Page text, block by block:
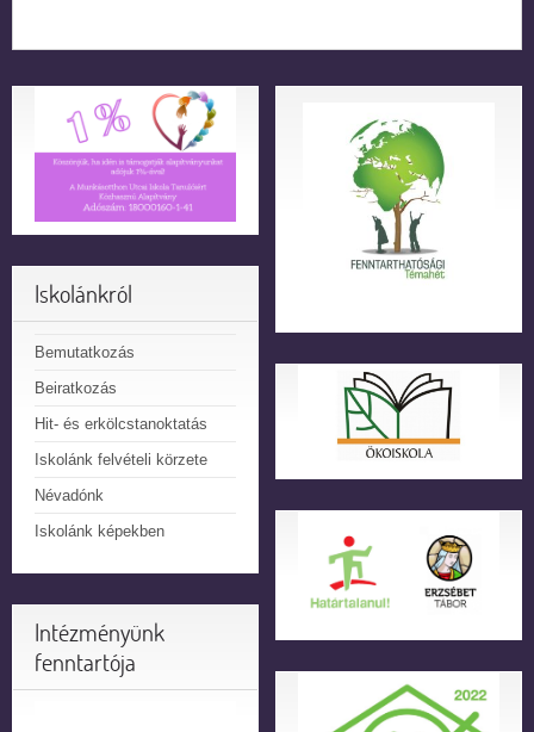
Iskolánkról
Bemutatkozás
Beiratkozás
Hit- és erkölcstanoktatás
Iskolánk felvételi körzete
Névadónk
Iskolánk képekben
Intézményünk
fenntartója